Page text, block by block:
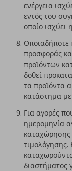
ενέργεια
εντός του
οποίο ισχύει
Οποιαδήποτε
προσφοράς
προϊόντων
δοθεί
τα προϊόντα
κατάστημα
Για αγορές
ημερομηνία
καταχώρησης
τιμολόγησης.
διαστήματος